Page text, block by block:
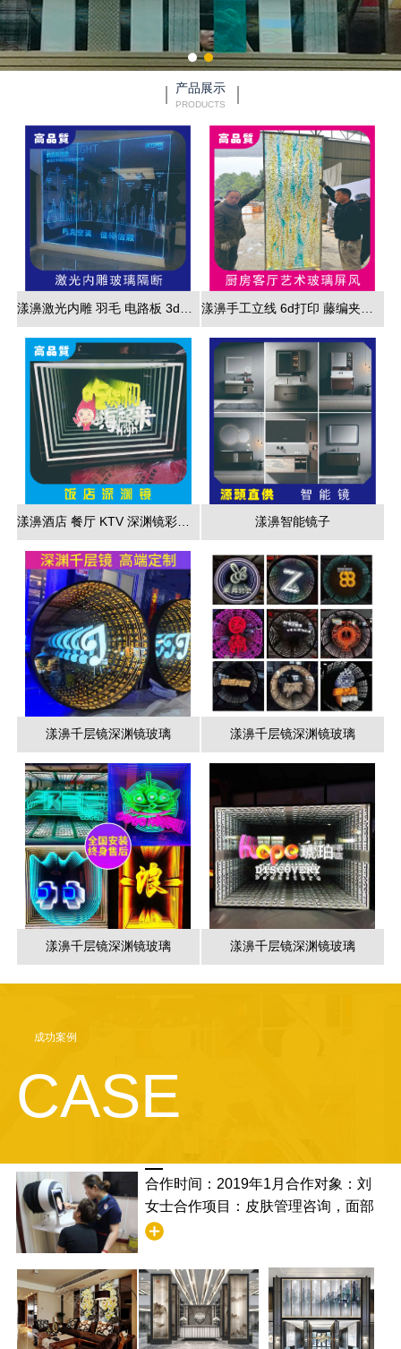
产品展示
PRODUCTS
漾濞激光内雕 羽毛 电路板 3d效果展现 漾濞手工立线 6d打印 藤编夹胶 新款 厂家直销
漾濞酒店 餐厅 KTV 深渊镜彩色跑马灯 漾濞智能镜子
漾濞千层镜深渊镜玻璃 漾濞千层镜深渊镜玻璃
漾濞千层镜深渊镜玻璃 漾濞千层镜深渊镜玻璃
成功案例
CASE
合作时间：2019年1月合作对象：刘
女士合作项目：皮肤管理咨询，面部
清洁合作满意度：非常满意，并且学